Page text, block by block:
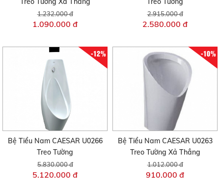
1.232.000 đ
1.090.000 đ
2.915.000 đ
2.580.000 đ
-12%
Bệ Tiểu Nam CAESAR U0266
Treo Tường
5.830.000 đ
5.120.000 đ
-10%
Bệ Tiểu Nam CAESAR U0263
Treo Tường Xả Thẳng
1.012.000 đ
910.000 đ